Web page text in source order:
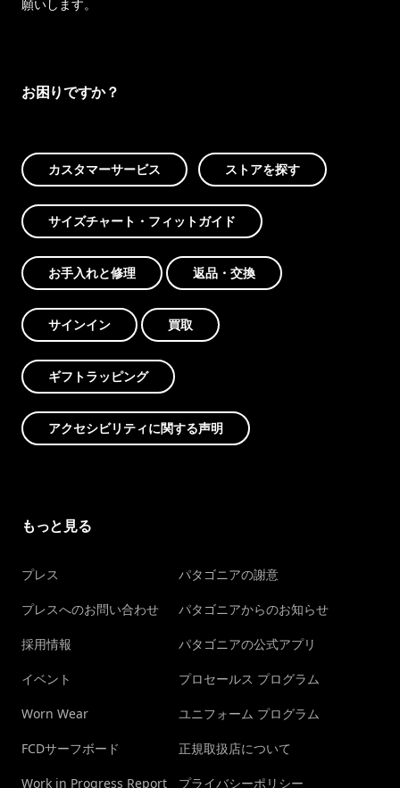
願いします。
お困りですか？
カスタマーサービス ストアを探す
サイズチャート・フィットガイド
お手入れと修理 返品・交換
サインイン 買取
ギフトラッピング
アクセシビリティに関する声明
もっと見る
プレス
プレスへのお問い合わせ
採用情報
イベント
Worn Wear
FCDサーフボード
Work in Progress Report
パタゴニアの謝意
パタゴニアからのお知らせ
パタゴニアの公式アプリ
プロセールス プログラム
ユニフォーム プログラム
正規取扱店について
プライバシーポリシー